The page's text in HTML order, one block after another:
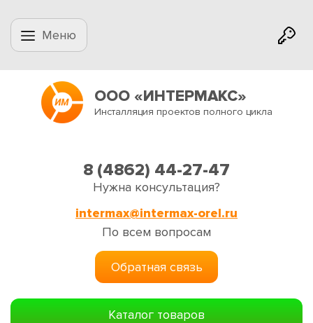
Меню
ООО «ИНТЕРМАКС»
Инсталляция проектов полного цикла
8 (4862) 44-27-47
Нужна консультация?
intermax@intermax-orel.ru
По всем вопросам
Обратная связь
Каталог товаров